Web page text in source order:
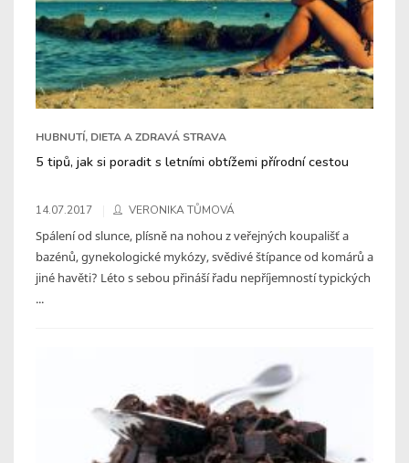
HUBNUTÍ, DIETA A ZDRAVÁ STRAVA
5 tipů, jak si poradit s letními obtížemi přírodní cestou
14.07.2017 VERONIKA TŮMOVÁ
Spálení od slunce, plísně na nohou z veřejných koupališť a
bazénů, gynekologické mykózy, svědivé štípance od komárů a
jiné havěti? Léto s sebou přináší řadu nepříjemností typických
...